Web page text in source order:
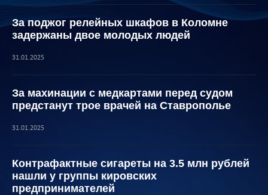
За поджог релейных шкафов в Коломне
задержаны двое молодых людей
31.01.2025
За махинации с медкартами перед судом
предстанут трое врачей на Ставрополье
31.01.2025
Контрафактные сигареты на 3.5 млн рублей
нашли у группы кировских
предпринимателей